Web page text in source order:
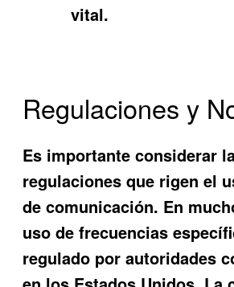
vital.
Regulaciones y
Es importante considerar
regulaciones que rigen el
de comunicación. En
uso de frecuencias
regulado por autoridades